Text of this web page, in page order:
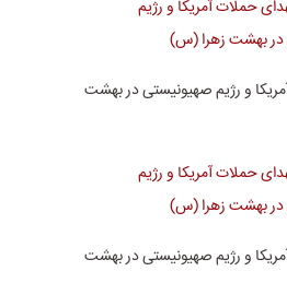
و رژیم صهیونیستی در بهشت
و رژیم صهیونیستی در بهشت